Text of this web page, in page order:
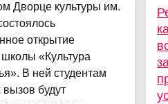
Дворце культуры им.
открытие
«Культура
В ней студентам
будут